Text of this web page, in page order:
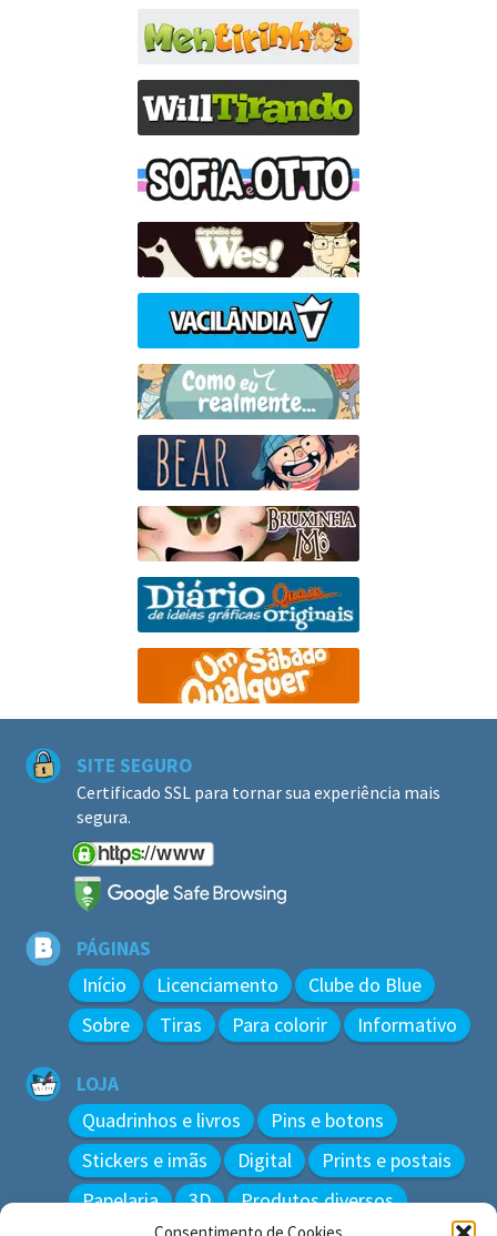
SITE SEGURO
Certificado SSL para tornar sua experiência mais
segura.
PÁGINAS
Início Licenciamento
Clube do Blue
Sobre
Tiras Para colorir Informativo
LOJA
Quadrinhos e livros
Pins e botons
Stickers e imãs
Digital
Prints e postais
Papelaria
3D Produtos diversos